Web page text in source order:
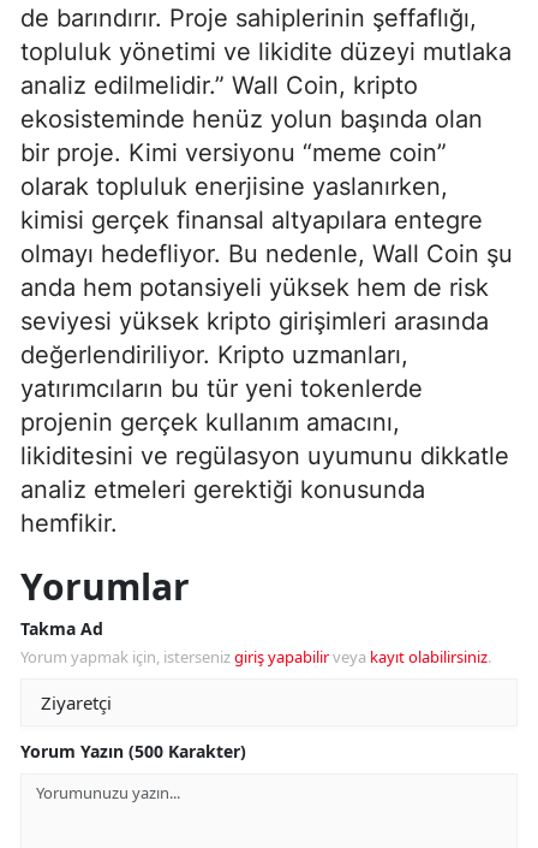
de barındırır. Proje sahiplerinin şeffaflığı,
topluluk yönetimi ve likidite düzeyi mutlaka
analiz edilmelidir.” Wall Coin, kripto
ekosisteminde henüz yolun başında olan
bir proje. Kimi versiyonu “meme coin”
olarak topluluk enerjisine yaslanırken,
kimisi gerçek finansal altyapılara entegre
olmayı hedefliyor. Bu nedenle, Wall Coin şu
anda hem potansiyeli yüksek hem de risk
seviyesi yüksek kripto girişimleri arasında
değerlendiriliyor. Kripto uzmanları,
yatırımcıların bu tür yeni tokenlerde
projenin gerçek kullanım amacını,
likiditesini ve regülasyon uyumunu dikkatle
analiz etmeleri gerektiği konusunda
hemfikir.
Yorumlar
Takma Ad
Yorum yapmak için, istersenizgiriş yapabilirveya kayıt olabilirsiniz.
Yorum Yazın (500 Karakter)